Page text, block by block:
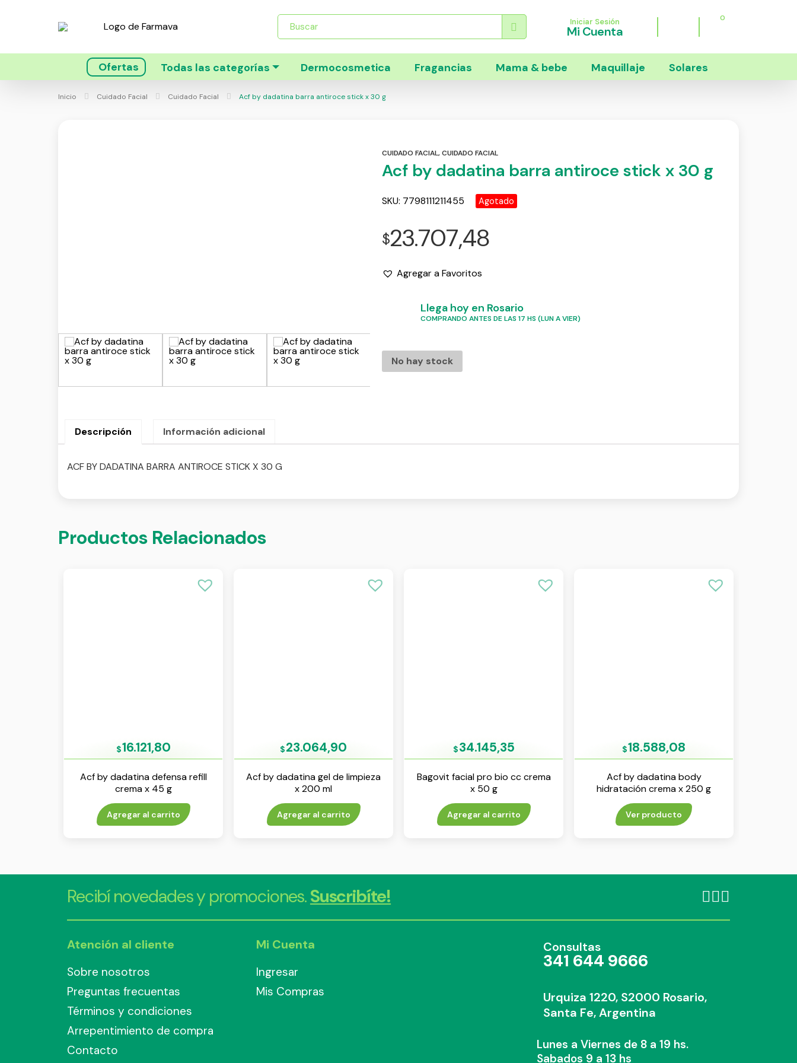
Búsqueda
productos
Iniciar Sesión
Mi Cuenta
0
Ofertas Todas las categorías Dermocosmetica Fragancias Mama & bebe Maquillaje Solares
Inicio Cuidado Facial Cuidado Facial Acf by dadatina barra antiroce stick x 30 g
CUIDADO FACIAL,CUIDADO FACIAL
Acf by dadatina barra antiroce stick x 30 g
SKU: 7798111211455 Agotado
$23.707,48
Agregar a Favoritos
Llega hoy en Rosario
COMPRANDO ANTES DE LAS 17 HS (LUN A VIER)
No hay stock
Descripción Información adicional
ACF BY DADATINA BARRA ANTIROCE STICK X 30 G
Productos Relacionados
$16.121,80
Acf by dadatina defensa refill
crema x 45 g
Agregar al carrito
$23.064,90
Acf by dadatina gel de limpieza
x 200 ml
Agregar al carrito
$34.145,35
Bagovit facial pro bio cc crema
x 50 g
Agregar al carrito
$18.588,08
Acf by dadatina body
hidratación crema x 250 g
Ver producto
Recibí novedades y promociones.Suscribíte!
Atención al cliente
Sobre nosotros
Preguntas frecuentas
Términos y condiciones
Arrepentimiento de compra
Contacto
Mi Cuenta
Ingresar
Mis Compras
Consultas
341 644 9666
Urquiza 1220, S2000 Rosario,
Santa Fe, Argentina
Lunes a Viernes de 8 a 19 hs.
Sabados 9 a 13 hs